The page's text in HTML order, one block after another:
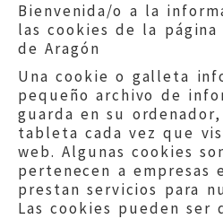
Bienvenida/o a la
las cookies de la
de Aragón
Una cookie o galleta
pequeño archivo de
guarda en su
tableta cada vez que
web. Algunas cookies
pertenecen a empresas
prestan servicios para
Las cookies pueden ser